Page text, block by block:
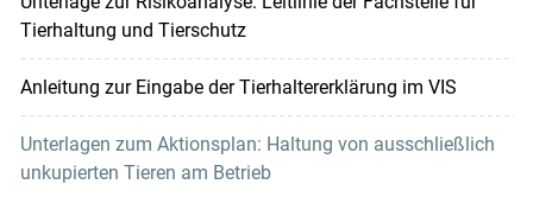
Tierhaltung und Tierschutz
Anleitung zur Eingabe der Tierhaltererklärung im VIS
Unterlagen zum Aktionsplan: Haltung von ausschließlich
unkupierten Tieren am Betrieb